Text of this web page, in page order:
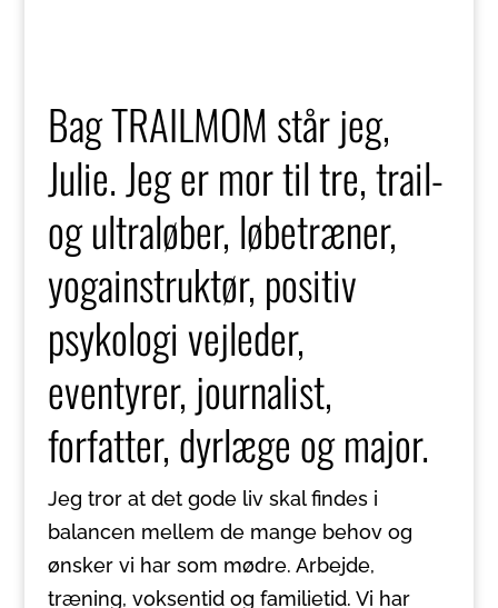
Bag TRAILMOM står jeg,
Julie. Jeg er mor til tre, trail-
og ultraløber, løbetræner,
yogainstruktør, positiv
psykologi vejleder,
eventyrer, journalist,
forfatter, dyrlæge og major.
Jeg tror at det gode liv skal findes i
balancen mellem de mange behov og
ønsker vi har som mødre. Arbejde,
træning, voksentid og familietid. Vi har